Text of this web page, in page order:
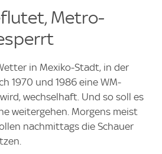
Metro-
in Mexiko-Stadt, in der
1970 und 1986 eine WM-
wechselhaft. Und so soll es
weitergehen. Morgens meist
nachmittags die Schauer